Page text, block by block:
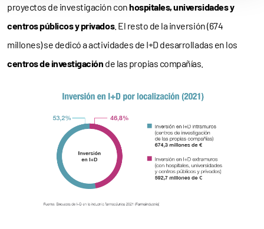
proyectos de investigación conhospitales, universidades y
centros públicos y privados. El resto de la inversión (674
millones) se dedicó a actividades de I+D desarrolladas en los
centros de investigación de las propias compañías.